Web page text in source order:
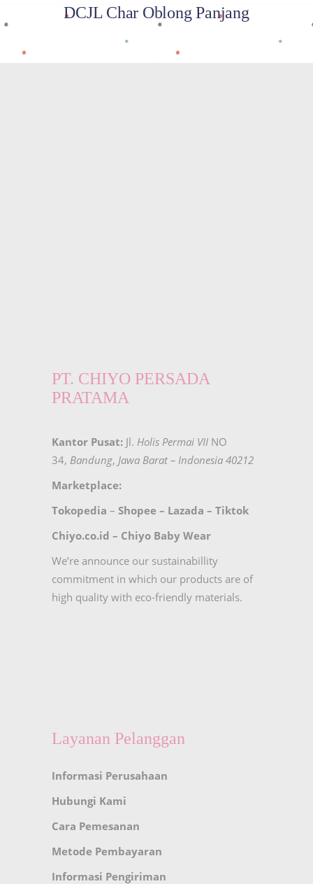
DCJL Char Oblong Panjang
PT. CHIYO PERSADA
PRATAMA
Kantor Pusat: Jl. Holis Permai VII NO
34, Bandung, Jawa Barat – Indonesia 40212
Marketplace:
Tokopedia – Shopee – Lazada – Tiktok
Chiyo.co.id – Chiyo Baby Wear
We’re announce our sustainabillity
commitment in which our products are of
high quality with eco-friendly materials.
Layanan Pelanggan
Informasi Perusahaan
Hubungi Kami
Cara Pemesanan
Metode Pembayaran
Informasi Pengiriman